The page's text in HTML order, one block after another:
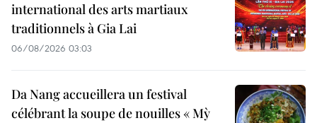
international des arts martiaux
traditionnels à Gia Lai
06/08/2026 03:03
Da Nang accueillera un festival
célébrant la soupe de nouilles « Mỳ